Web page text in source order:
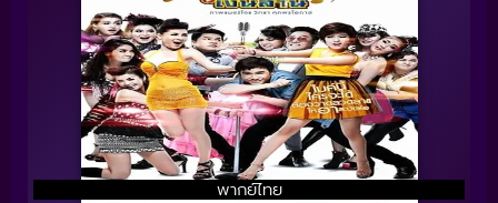
พากย์ไทย